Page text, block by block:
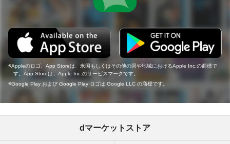
Appleのロゴ、App Storeは、米国もしくはその他の国や地域におけるApple Inc.の商標で
す。App Storeは、Apple Inc.のサービスマークです。
Google Play および Google Play ロゴは Google LLC の商標です。
dマーケットストア